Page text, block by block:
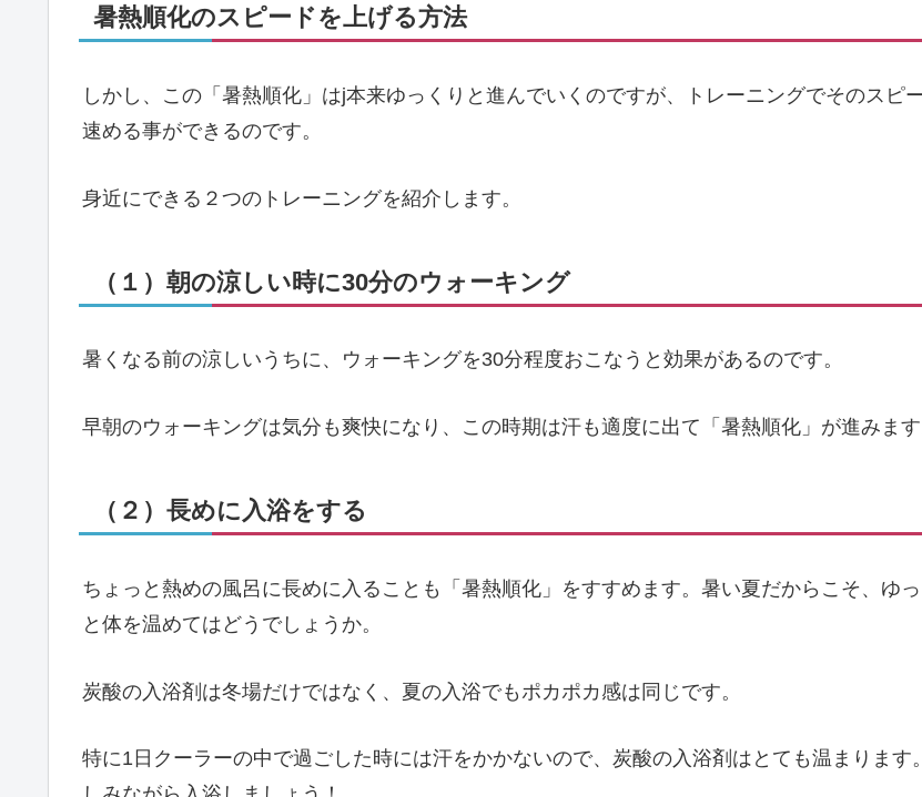
暑熱順化のスピードを上げる方法
しかし、この「暑熱順化」はj本来ゆっくりと進んでいくのですが、トレーニングでそのスピ
速める事ができるのです。
身近にできる２つのトレーニングを紹介します。
（１）朝の涼しい時に30分のウォーキング
暑くなる前の涼しいうちに、ウォーキングを30分程度おこなうと効果があるのです。
早朝のウォーキングは気分も爽快になり、この時期は汗も適度に出て「暑熱順化」が進みます
（２）長めに入浴をする
ちょっと熱めの風呂に長めに入ることも「暑熱順化」をすすめます。暑い夏だからこそ、ゆっ
と体を温めてはどうでしょうか。
炭酸の入浴剤は冬場だけではなく、夏の入浴でもポカポカ感は同じです。
特に1日クーラーの中で過ごした時には汗をかかないので、炭酸の入浴剤はとても温まります